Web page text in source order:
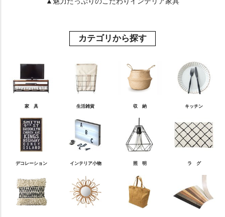
カテゴリから探す
家 具 生活雑貨 収 納 キッチン
デコレーション インテリア小物 照 明 ラ グ